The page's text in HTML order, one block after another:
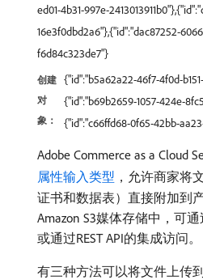
ed01-4b31-997e-
16e3f0dbd2a6"},{"id":"dac87252-
f6d84c323de7"}
创建
对
象：
{"id":"b5a62a22-46f7-4f0d-
{"id":"b69b2659-1057-424e-
{"id":"c66ffd68-0f65-42bb-
Adobe Commerce as a Cloud
属性输入类型 ，允许商家将
证书和数据表）直接附加到
Amazon S3媒体存储中，可
或通过REST API的集成访问。
有三种方法可以将文件上传